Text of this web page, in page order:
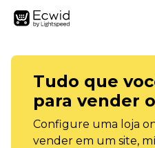
Tudo que
para vender
Configure uma loja
vender em um site,